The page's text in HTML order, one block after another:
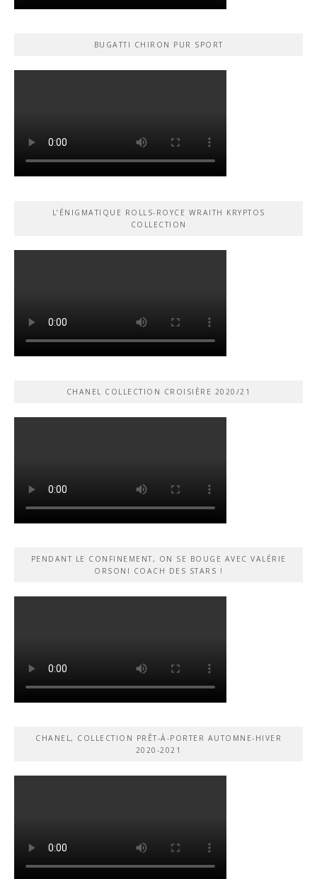
BUGATTI CHIRON PUR SPORT
L’ÉNIGMATIQUE ROLLS-ROYCE WRAITH KRYPTOS
COLLECTION
CHANEL COLLECTION CROISIÈRE 2020/21
PENDANT LE CONFINEMENT, ON SE BOUGE AVEC VALÉRIE
ORSONI COACH DES STARS !
CHANEL, COLLECTION PRÊT-À-PORTER AUTOMNE-HIVER
2020-2021